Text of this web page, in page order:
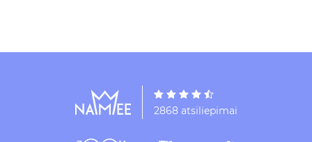
2868 atsiliepimai